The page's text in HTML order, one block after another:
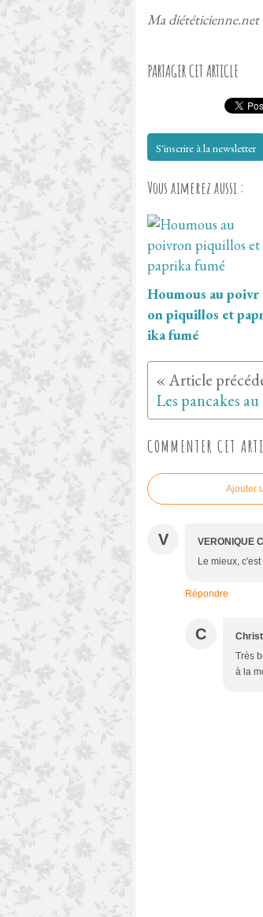
Ma diététicienne.net
PARTAGER CET ARTICLE
S'inscrire à la newsletter
Vous aimerez aussi :
Houmous au poivr
on piquillos et
ika fumé
COMMENTER CET
Ajouter
V VERONIQUE
Le mieux,
Répondre
C
Très
à la